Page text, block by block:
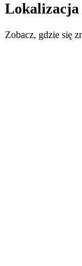
Lokalizacja
Zobacz, gdzie się